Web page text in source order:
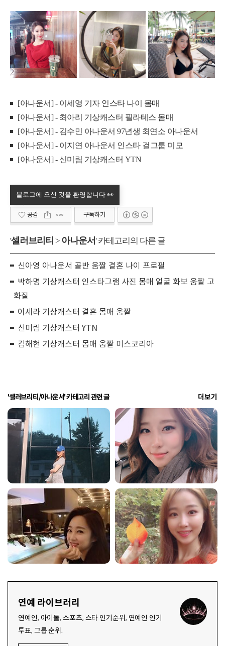
[아나운서] - 이세영 기자 인스타 나이 몸매
[아나운서] - 최아리 기상캐스터 필라테스 몸매
[아나운서] - 김수민 아나운서 97년생 최연소 아나운서
[아나운서] - 이지연 아나운서 인스타 걸그룹 미모
[아나운서] - 신미림 기상캐스터 YTN
공감 구독하기
'셀러브리티 > 아나운서' 카테고리의 다른 글
신아영 아나운서 골반 움짤 결혼 나이 프로필
박하명 기상캐스터 인스타그램 사진 몸매 얼굴 화보 움짤 고
화질
이세라 기상캐스터 결혼 몸매 움짤
신미림 기상캐스터 YTN
김해현 기상캐스터 몸매 움짤 미스코리아
'셀러브리티/아나운서' 카테고리 관련 글 더보기
연예 라이브러리
연예인, 아이돌, 스포츠, 스타 인기순위, 연예인 인기
투표, 그룹 순위.